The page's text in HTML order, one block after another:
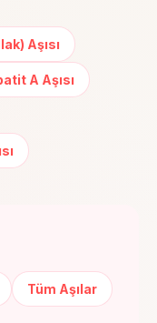
Aşısı
A Aşısı
Tüm Aşılar